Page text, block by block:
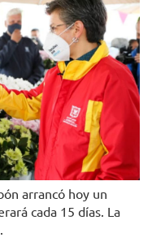
arrancó hoy un
cada 15 días. La